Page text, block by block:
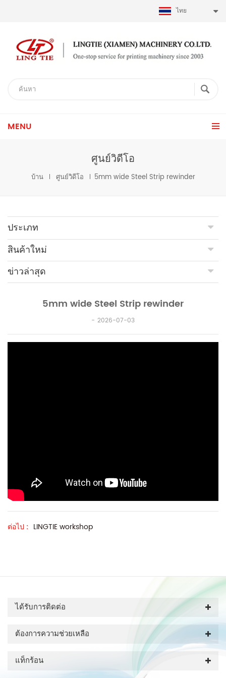
ไทย
MENU
ศูนย์วิดีโอ
บ้าน ศูนย์วิดีโอ 5mm wide Steel Strip rewinder
ประเภท
สินค้าใหม่
ข่าวล่าสุด
5mm wide Steel Strip rewinder
2026-07-03
ต่อไป : LINGTIE workshop
ได้รับการติดต่อ
ต้องการความช่วยเหลือ
แท็กร้อน